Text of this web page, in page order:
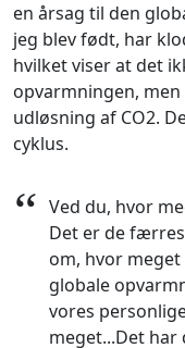
en årsag til den
jeg blev født, har
hvilket viser at det
opvarmningen,
udløsning af CO2.
cyklus.
“ Ved du, hvor
Det er de
om, hvor
globale
vores
meget...Det